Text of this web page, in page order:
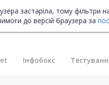
застаріла, тому
до версій браузера за
Інфобокс